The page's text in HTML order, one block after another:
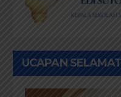
UCAPAN